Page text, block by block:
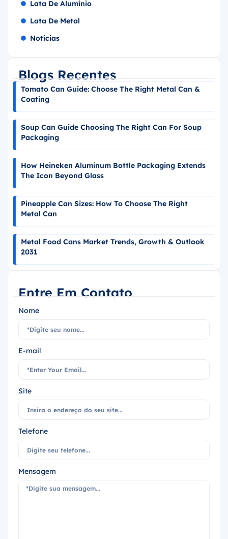
Lata De Alumínio
Lata De Metal
Notícias
Blogs Recentes
Tomato Can Guide: Choose The Right Metal Can &
Coating
Soup Can Guide Choosing The Right Can For Soup
Packaging
How Heineken Aluminum Bottle Packaging Extends
The Icon Beyond Glass
Pineapple Can Sizes: How To Choose The Right
Metal Can
Metal Food Cans Market Trends, Growth & Outlook
2031
Entre Em Contato
Nome
E-mail
Site
Telefone
Mensagem